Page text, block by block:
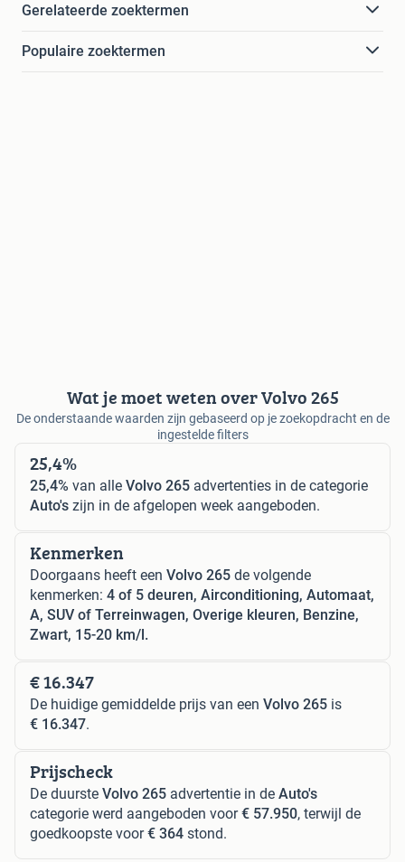
Gerelateerde zoektermen
Populaire zoektermen
Wat je moet weten over Volvo 265
De onderstaande waarden zijn gebaseerd op je zoekopdracht en de
ingestelde filters
25,4%
25,4% van alle Volvo 265 advertenties in de categorie
Auto's zijn in de afgelopen week aangeboden.
Kenmerken
Doorgaans heeft een Volvo 265 de volgende
kenmerken: 4 of 5 deuren, Airconditioning, Automaat,
A, SUV of Terreinwagen, Overige kleuren, Benzine,
Zwart, 15-20 km/l.
€ 16.347
De huidige gemiddelde prijs van een Volvo 265 is
€ 16.347.
Prijscheck
De duurste Volvo 265 advertentie in de Auto's
categorie werd aangeboden voor€ 57.950, terwijl de
goedkoopste voor€ 364 stond.